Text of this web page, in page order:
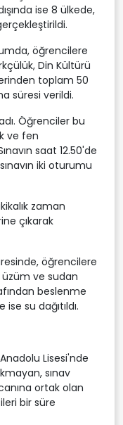
ise 8 ülkede,
öğrencilere
Din Kültürü
toplam 50
süresi verildi.
Öğrenciler bu
ve fen
saat 12.50'de
iki oturumu
zaman
çıkarak
öğrencilere
ve sudan
beslenme
su dağıtıldı.
Lisesi'nde
sınav
ortak olan
bir süre